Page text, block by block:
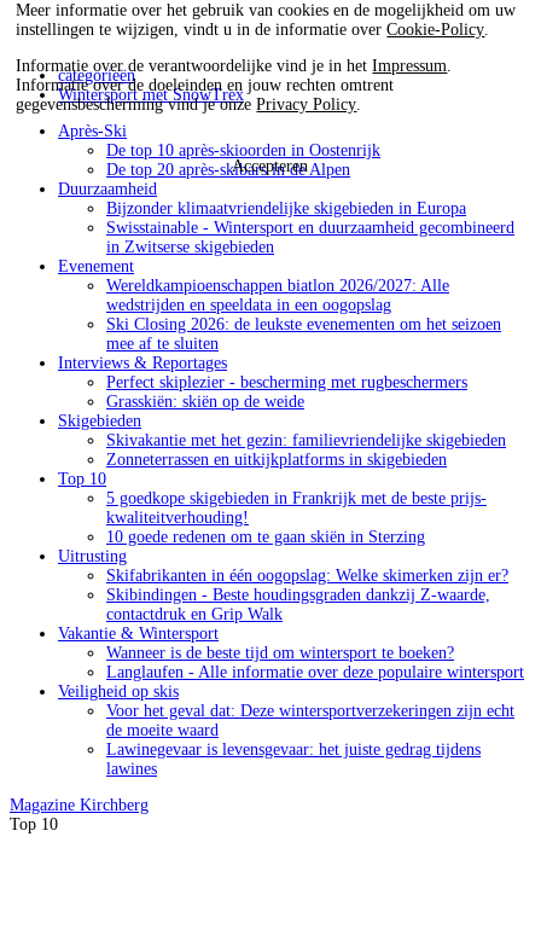
Meer informatie over het gebruik van cookies en de mogelijkheid om uw
instellingen te wijzigen, vindt u in de informatie overCookie-Policy.
Informatie over de verantwoordelijke vind je in hetImpressum.
Informatie over de doeleinden en jouw rechten omtrent
gegevensbescherming vind je onzePrivacy Policy.
Accepteren
categorieën
Wintersport met SnowTrex
Après-Ski
De top 10 après-skioorden in Oostenrijk
De top 20 après-skibars in de Alpen
Duurzaamheid
Bijzonder klimaatvriendelijke skigebieden in Europa
Swisstainable - Wintersport en duurzaamheid gecombineerd
in Zwitserse skigebieden
Evenement
Wereldkampioenschappen biatlon 2026/2027: Alle
wedstrijden en speeldata in een oogopslag
Ski Closing 2026: de leukste evenementen om het seizoen
mee af te sluiten
Interviews & Reportages
Perfect skiplezier - bescherming met rugbeschermers
Grasskiën: skiën op de weide
Skigebieden
Skivakantie met het gezin: familievriendelijke skigebieden
Zonneterrassen en uitkijkplatforms in skigebieden
Top 10
5 goedkope skigebieden in Frankrijk met de beste prijs-
kwaliteitverhouding!
10 goede redenen om te gaan skiën in Sterzing
Uitrusting
Skifabrikanten in één oogopslag: Welke skimerken zijn er?
Skibindingen - Beste houdingsgraden dankzij Z-waarde,
contactdruk en Grip Walk
Vakantie & Wintersport
Wanneer is de beste tijd om wintersport te boeken?
Langlaufen - Alle informatie over deze populaire wintersport
Veiligheid op skis
Voor het geval dat: Deze wintersportverzekeringen zijn echt
de moeite waard
Lawinegevaar is levensgevaar: het juiste gedrag tijdens
lawines
Magazine Kirchberg
Top 10